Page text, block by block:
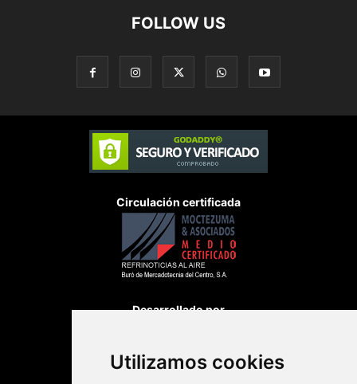
Utilizamos cookies
FOLLOW US
Circulación certificada
Desarrollado por